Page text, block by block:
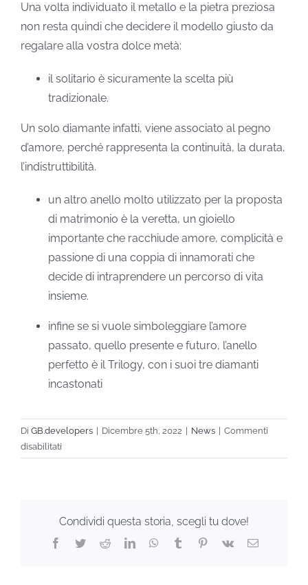
Una volta individuato il metallo e la pietra preziosa
non resta quindi che decidere il modello giusto da
regalare alla vostra dolce metà:
il solitario è sicuramente la scelta più
tradizionale.
Un solo diamante infatti, viene associato al pegno
d’amore, perché rappresenta la continuità, la durata,
l’indistruttibilità.
un altro anello molto utilizzato per la proposta
di matrimonio è la veretta, un gioiello
importante che racchiude amore, complicità e
passione di una coppia di innamorati che
decide di intraprendere un percorso di vita
insieme.
infine se si vuole simboleggiare l’amore
passato, quello presente e futuro, l’anello
perfetto è il Trilogy, con i suoi tre diamanti
incastonati
Di GB.developers Dicembre 5th, 2022 News
Commenti
disabilitati
Quale
per
Condividi questa storia, scegli tu dove!
Facebook
TwitterRedditLinkedInWhatsApp
TumblrPinterest
Vk Email